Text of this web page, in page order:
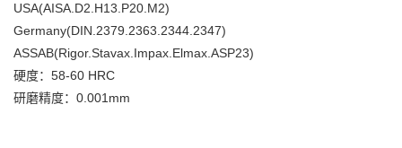
USA(AISA.D2.H13.P20.M2)
Germany(DIN.2379.2363.2344.2347)
ASSAB(Rigor.Stavax.Impax.Elmax.ASP23)
硬度：58-60 HRC
研磨精度：0.001mm